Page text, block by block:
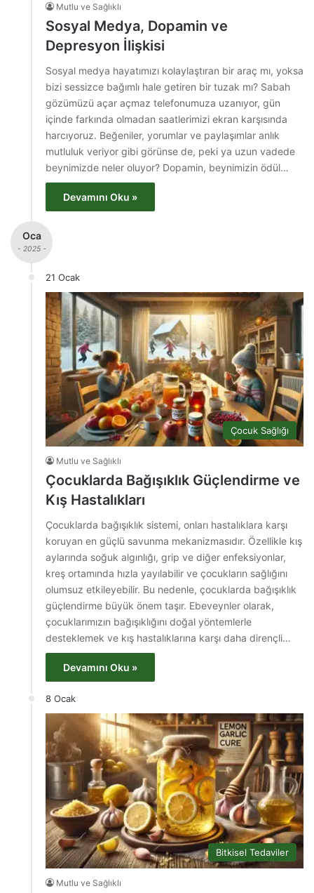
Mutlu ve Sağlıklı
Sosyal Medya, Dopamin ve
Depresyon İlişkisi
Sosyal medya hayatımızı kolaylaştıran bir araç mı, yoksa
bizi sessizce bağımlı hale getiren bir tuzak mı? Sabah
gözümüzü açar açmaz telefonumuza uzanıyor, gün
içinde farkında olmadan saatlerimizi ekran karşısında
harcıyoruz. Beğeniler, yorumlar ve paylaşımlar anlık
mutluluk veriyor gibi görünse de, peki ya uzun vadede
beynimizde neler oluyor? Dopamin, beynimizin ödül…
Devamını Oku »
Oca
- 2025 -
21 Ocak
Çocuk Sağlığı
Mutlu ve Sağlıklı
Çocuklarda Bağışıklık Güçlendirme ve
Kış Hastalıkları
Çocuklarda bağışıklık sistemi, onları hastalıklara karşı
koruyan en güçlü savunma mekanizmasıdır. Özellikle kış
aylarında soğuk algınlığı, grip ve diğer enfeksiyonlar,
kreş ortamında hızla yayılabilir ve çocukların sağlığını
olumsuz etkileyebilir. Bu nedenle, çocuklarda bağışıklık
güçlendirme büyük önem taşır. Ebeveynler olarak,
çocuklarımızın bağışıklığını doğal yöntemlerle
desteklemek ve kış hastalıklarına karşı daha dirençli…
Devamını Oku »
8 Ocak
Bitkisel Tedaviler
Mutlu ve Sağlıklı